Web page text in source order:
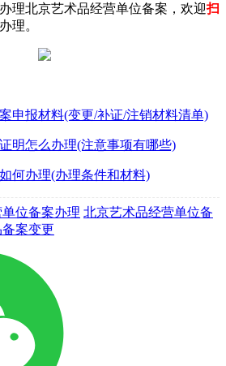
理北京艺术品经营单位备案，欢迎扫
理。
申报材料(变更/补证/注销材料清单)
明怎么办理(注意事项有哪些)
何办理(办理条件和材料)
位备案办理 北京艺术品经营单位备
案变更